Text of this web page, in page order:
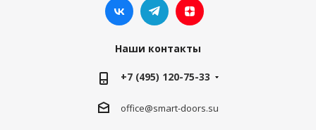
Наши контакты
+7 (495) 120-75-33
office@smart-doors.su